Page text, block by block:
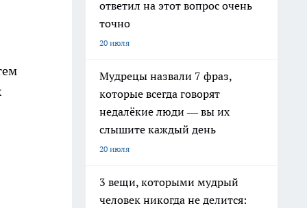
ответил на этот вопрос очень
точно
20 июля
Мудрецы назвали 7 фраз,
которые всегда говорят
недалёкие люди — вы их
слышите каждый день
20 июля
3 вещи, которыми мудрый
человек никогда не делится: